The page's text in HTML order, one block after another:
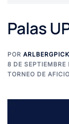
Palas
POR
8 DE SEPTIEMBRE
TORNEO DE